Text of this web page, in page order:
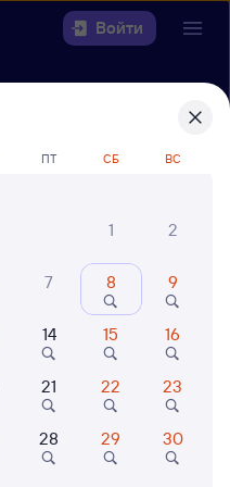
Войти
найти
—
ПТ СБ ВС
1
2
7 8 9
14 15 16
21 22 23
28 29 30